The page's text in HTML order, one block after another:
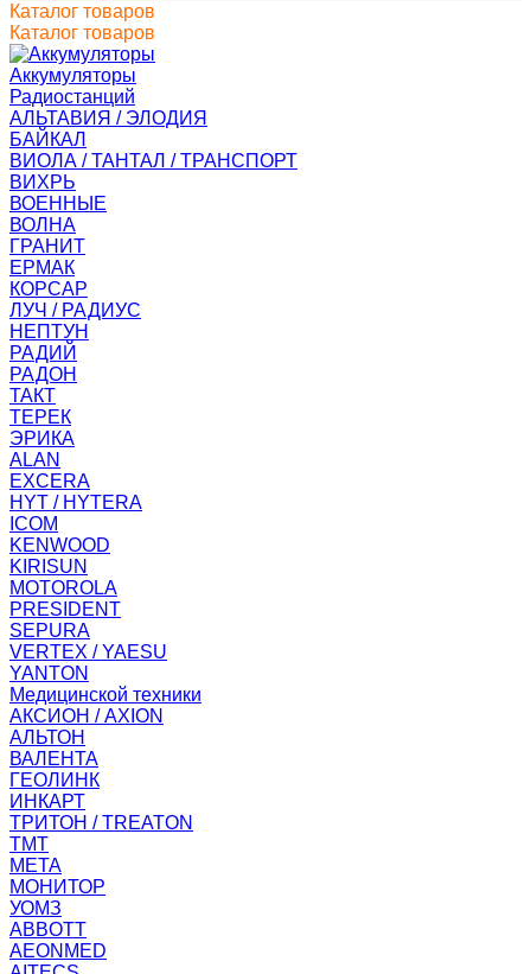
Каталог товаров
Каталог товаров
Аккумуляторы
Радиостанций
АЛЬТАВИЯ / ЭЛОДИЯ
БАЙКАЛ
ВИОЛА / ТАНТАЛ / ТРАНСПОРТ
ВИХРЬ
ВОЕННЫЕ
ВОЛНА
ГРАНИТ
ЕРМАК
КОРСАР
ЛУЧ / РАДИУС
НЕПТУН
РАДИЙ
РАДОН
ТАКТ
ТЕРЕК
ЭРИКА
ALAN
EXCERA
HYT / HYTERA
ICOM
KENWOOD
KIRISUN
MOTOROLA
PRESIDENT
SEPURA
VERTEX / YAESU
YANTON
Медицинской техники
АКСИОН / AXION
АЛЬТОН
ВАЛЕНТА
ГЕОЛИНК
ИНКАРТ
ТРИТОН / TREATON
ТМТ
МЕТА
МОНИТОР
УОМЗ
ABBOTT
AEONMED